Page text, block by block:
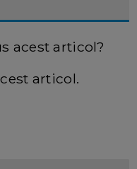
acest articol?
articol.